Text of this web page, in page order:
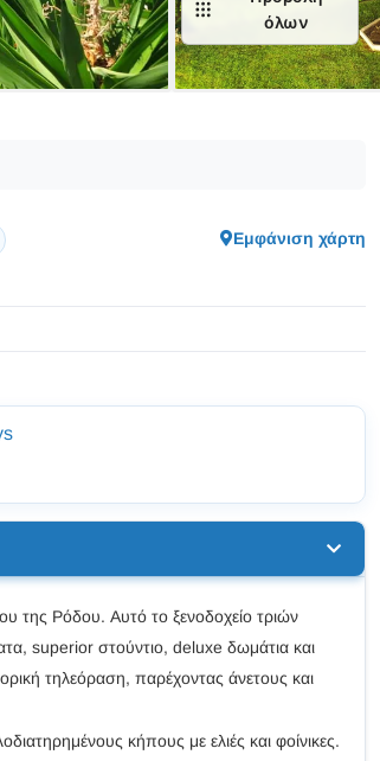
όλων
Εμφάνιση χάρτη
της Ρόδου. Αυτό το ξενοδοχείο τριών
superior στούντιο, deluxe δωμάτια και
τηλεόραση, παρέχοντας άνετους και
κήπους με ελιές και φοίνικες.